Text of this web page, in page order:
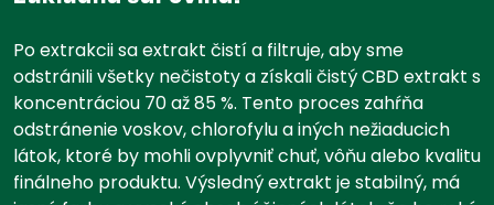
Po extrakcii sa extrakt čistí a filtruje, aby sme
odstránili všetky nečistoty a získali čistý CBD extrakt s
koncentráciou 70 až 85 %. Tento proces zahŕňa
odstránenie voskov, chlorofylu a iných nežiaducich
látok, ktoré by mohli ovplyvniť chuť, vôňu alebo kvalitu
finálneho produktu. Výsledný extrakt je stabilný, má